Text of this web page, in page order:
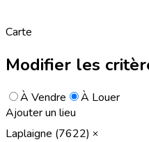
Carte
Modifier les
À Vendre
À Louer
Ajouter un lieu
Laplaigne (7622)